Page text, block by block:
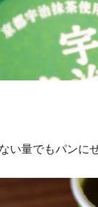
量でもパンに